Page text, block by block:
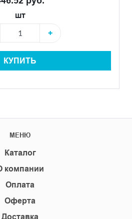
шт
+
КУПИТЬ
МЕНЮ
Каталог
компании
Оплата
Оферта
Доставка